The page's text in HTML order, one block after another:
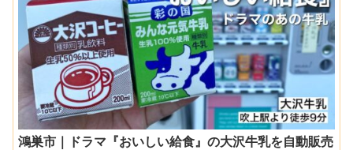
鴻巣市｜ドラマ『おいしい給食』の大沢牛乳を自動販売